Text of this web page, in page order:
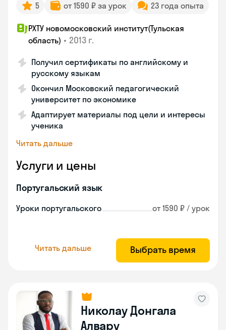
5 от 1590 ₽ за урок 23 года опыта
РХТУ новомосковский институт(Тульская
область) • 2013 г.
Получил сертификаты по английскому и
русскому языкам
Окончил Московский педагогический
университет по экономике
Адаптирует материалы под цели и интересы
ученика
Читать дальше
Услуги и цены
Португальский язык
Уроки португальского от 1590 ₽ / урок
Читать дальше Выбрать время
Николау Донгала
Алвару